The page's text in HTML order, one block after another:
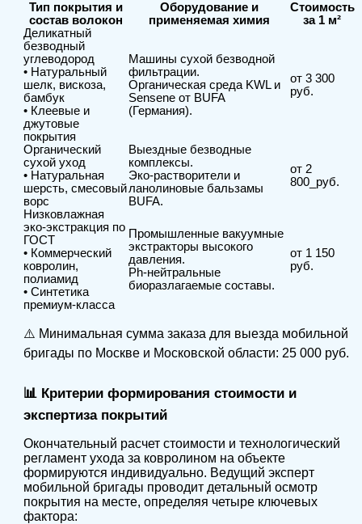
Тип покрытия и
состав волокон
Оборудование и
применяемая химия
Стоимость
за 1 м²
Деликатный
безводный
углеводород
• Натуральный
шелк, вискоза,
бамбук
• Клеевые и
джутовые
покрытия
Машины сухой безводной
фильтрации.
Органическая среда KWL и
Sensene от BUFA
(Германия).
от 3 300
руб.
Органический
сухой уход
• Натуральная
шерсть, смесовый
ворс
Выездные безводные
комплексы.
Эко-растворители и
ланолиновые бальзамы
BUFA.
от 2
800_руб.
Низковлажная
эко-экстракция по
ГОСТ
• Коммерческий
ковролин,
полиамид
• Синтетика
премиум-класса
Промышленные вакуумные
экстракторы высокого
давления.
Ph-нейтральные
биоразлагаемые составы.
от 1 150
руб.
⚠️ Минимальная сумма заказа для выезда мобильной
бригады по Москве и Московской области: 25 000 руб.
📊 Критерии формирования стоимости и
экспертиза покрытий
Окончательный расчет стоимости и технологический
регламент ухода за ковролином на объекте
формируются индивидуально. Ведущий эксперт
мобильной бригады проводит детальный осмотр
покрытия на месте, определяя четыре ключевых
фактора: